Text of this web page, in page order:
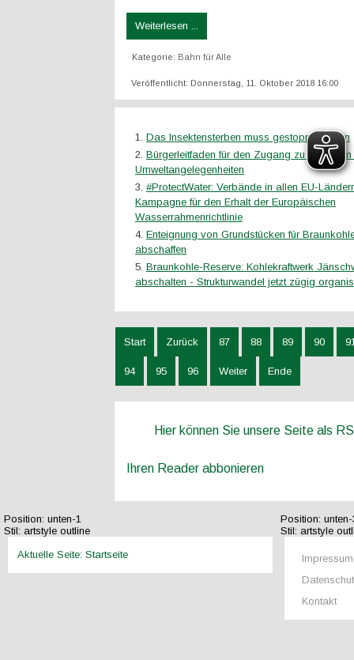
Weiterlesen ...
Kategorie: Bahn für Alle
Veröffentlicht: Donnerstag, 11. Oktober 2018 16:00
Das Insektensterben muss gestoppt werden
Bürgerleitfaden für den Zugang zu Gerichten
Umweltangelegenheiten
#ProtectWater: Verbände in allen EU-
Kampagne für den Erhalt der Europäischen
Wasserrahmenrichtlinie
Enteignung von Grundstücken für
abschaffen
Braunkohle-Reserve: Kohlekraftwerk
abschalten - Strukturwandel jetzt zügig
Start Zurück 87 88 89 90
94 95 96 Weiter Ende
Hier können Sie unsere Seite als
Ihren Reader abbonieren
Position: unten-1
Stil: artstyle outline
Aktuelle Seite: Startseite
Position:
Stil: artstyle
Impressum
Kontakt